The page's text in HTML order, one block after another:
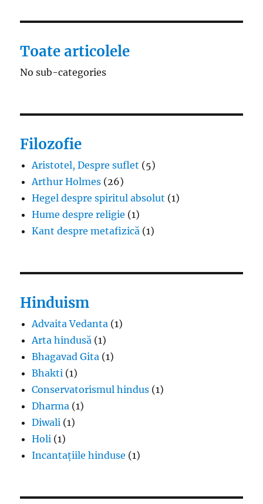
Toate articolele
No sub-categories
Filozofie
Aristotel, Despre suflet (5)
Arthur Holmes (26)
Hegel despre spiritul absolut (1)
Hume despre religie (1)
Kant despre metafizică (1)
Hinduism
Advaita Vedanta (1)
Arta hindusă (1)
Bhagavad Gita (1)
Bhakti (1)
Conservatorismul hindus (1)
Dharma (1)
Diwali (1)
Holi (1)
Incantațiile hinduse (1)